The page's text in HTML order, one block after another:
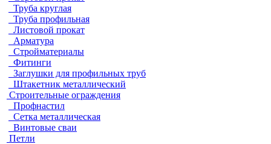
Труба круглая
Труба профильная
Листовой прокат
Арматура
Стройматериалы
Фитинги
Заглушки для профильных труб
Штакетник металлический
Строительные ограждения
Профнастил
Сетка металлическая
Винтовые сваи
Петли